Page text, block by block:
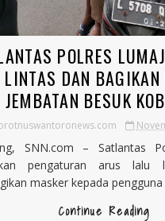
POLRES
DAN
JEMBATAN BESUK
SNN.com – Satlantas
pengaturan arus lalu
masker kepada pengguna
Continue Reading